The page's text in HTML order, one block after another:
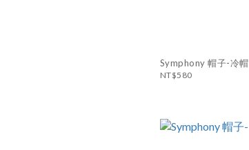
Symphony 帽子-冷帽
NT$580